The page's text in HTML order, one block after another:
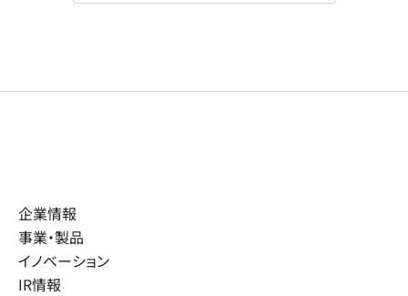
企業情報
事業・製品
イノベーション
IR情報